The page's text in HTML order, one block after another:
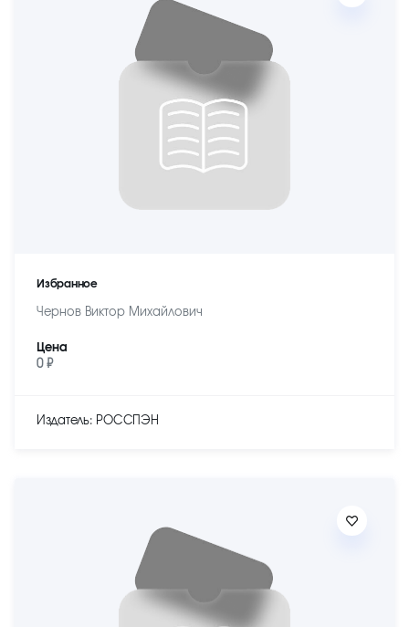
Избранное
Чернов Виктор Михайлович
Цена
0 ₽
Издатель: РОССПЭН